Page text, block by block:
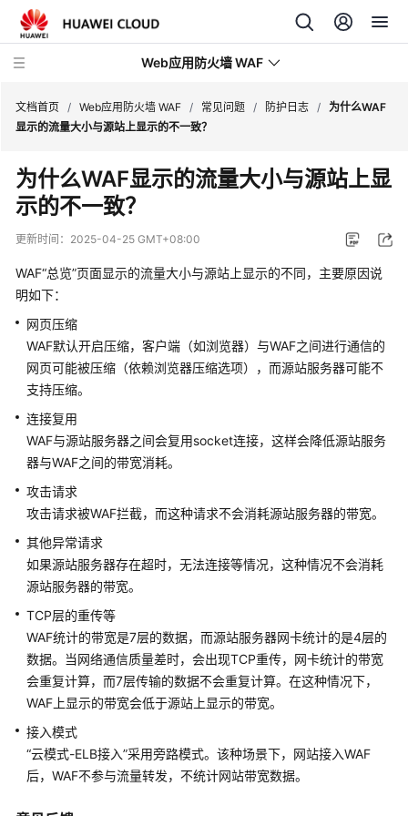
Web应用防火墙 WAF
最
新
动
服
务
公
告
产
品
绍
计
费
说
快
速
入
门
用
户
南
最
文档首页 / Web应用防火墙 WAF / 常见问题 / 防护日志 / 为什么WAF
显示的流量大小与源站上显示的不一致？
为什么WAF显示的流量大小与源站上显
示的不一致？
更新时间： 2025-04-25 GMT+08:00
WAF“总览”页面显示的流量大小与源站上显示的不同，主要原因说
明如下：
网页压缩
WAF默认开启压缩，客户端（如浏览器）与WAF之间进行通信的
网页可能被压缩（依赖浏览器压缩选项），而源站服务器可能不
支持压缩。
连接复用
WAF与源站服务器之间会复用socket连接，这样会降低源站服务
器与WAF之间的带宽消耗。
攻击请求
攻击请求被WAF拦截，而这种请求不会消耗源站服务器的带宽。
其他异常请求
如果源站服务器存在超时，无法连接等情况，这种情况不会消耗
源站服务器的带宽。
TCP层的重传等
WAF统计的带宽是7层的数据，而源站服务器网卡统计的是4层的
数据。当网络通信质量差时，会出现TCP重传，网卡统计的带宽
会重复计算，而7层传输的数据不会重复计算。在这种情况下，
WAF上显示的带宽会低于源站上显示的带宽。
接入模式
“云模式-ELB接入”采用旁路模式。该种场景下，网站接入WAF
后，WAF不参与流量转发，不统计网站带宽数据。